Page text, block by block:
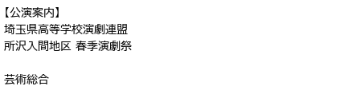
【公演案内】
埼玉県高等学校演劇連盟
所沢入間地区 春季演劇祭
芸術総合